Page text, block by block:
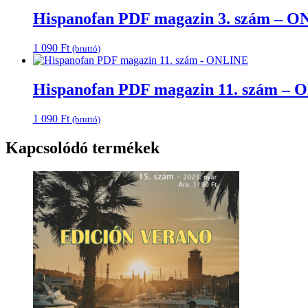
Hispanofan PDF magazin 3. szám –
1 090 Ft (bruttó)
Hispanofan PDF magazin 11. szám –
1 090 Ft (bruttó)
Kapcsolódó termékek